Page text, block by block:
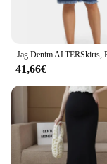
41,66€